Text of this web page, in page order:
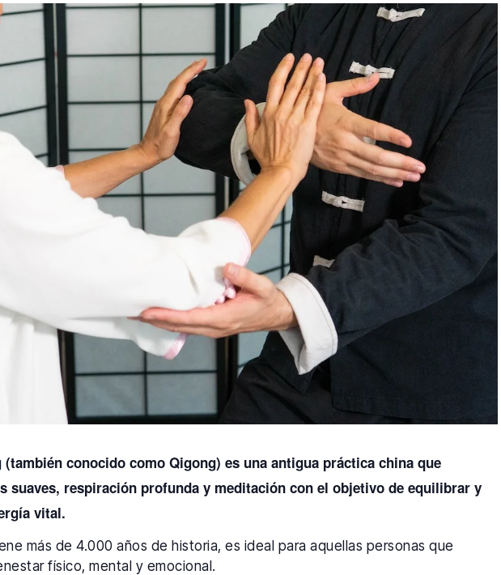
(también conocido como Qigong) es una antigua práctica china que
suaves, respiración profunda y meditación con el objetivo de equilibrar y
vital.
más de 4.000 años de historia, es ideal para aquellas personas que
físico, mental y emocional.